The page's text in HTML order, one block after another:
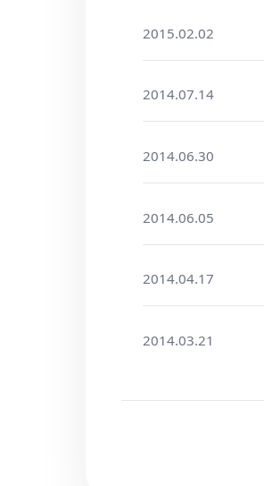
2015.02.02
2014.07.14
2014.06.30
2014.06.05
2014.04.17
2014.03.21